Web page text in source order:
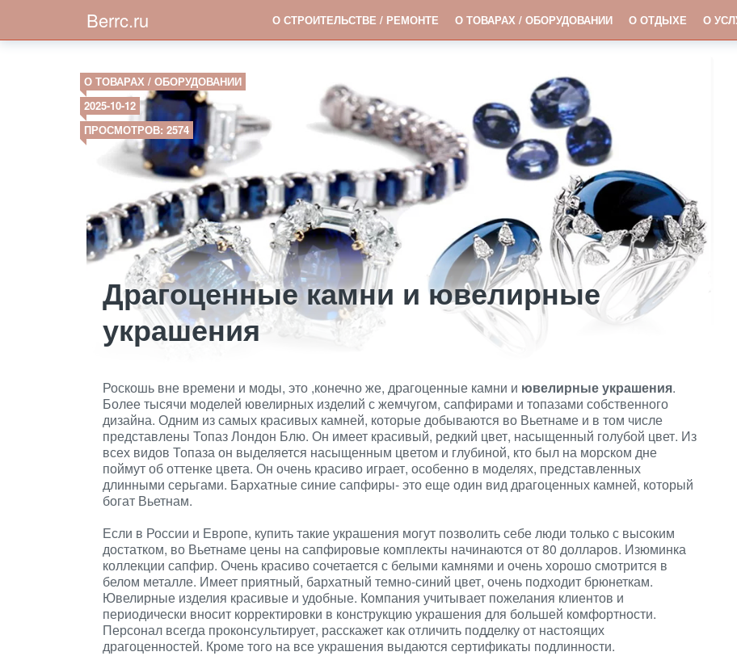
Berrc.ru О СТРОИТЕЛЬСТВЕ / РЕМОНТЕ О ТОВАРАХ / ОБОРУДОВАНИИ О ОТДЫХЕ О
О ТОВАРАХ / ОБОРУДОВАНИИ
2025-10-12
ПРОСМОТРОВ: 2574
Драгоценные камни и ювелирные
украшения
Роскошь вне времени и моды, это ,конечно же, драгоценные камни и ювелирные украшения.
Более тысячи моделей ювелирных изделий с жемчугом, сапфирами и топазами собственного
дизайна. Одним из самых красивых камней, которые добываются во Вьетнаме и в том числе
представлены Топаз Лондон Блю. Он имеет красивый, редкий цвет, насыщенный голубой цвет. Из
всех видов Топаза он выделяется насыщенным цветом и глубиной, кто был на морском дне
поймут об оттенке цвета. Он очень красиво играет, особенно в моделях, представленных
длинными серьгами. Бархатные синие сапфиры- это еще один вид драгоценных камней, который
богат Вьетнам.
Если в России и Европе, купить такие украшения могут позволить себе люди только с высоким
достатком, во Вьетнаме цены на сапфировые комплекты начинаются от 80 долларов. Изюминка
коллекции сапфир. Очень красиво сочетается с белыми камнями и очень хорошо смотрится в
белом металле. Имеет приятный, бархатный темно-синий цвет, очень подходит брюнеткам.
Ювелирные изделия красивые и удобные. Компания учитывает пожелания клиентов и
периодически вносит корректировки в конструкцию украшения для большей комфортности.
Персонал всегда проконсультирует, расскажет как отличить подделку от настоящих
драгоценностей. Кроме того на все украшения выдаются сертификаты подлинности.